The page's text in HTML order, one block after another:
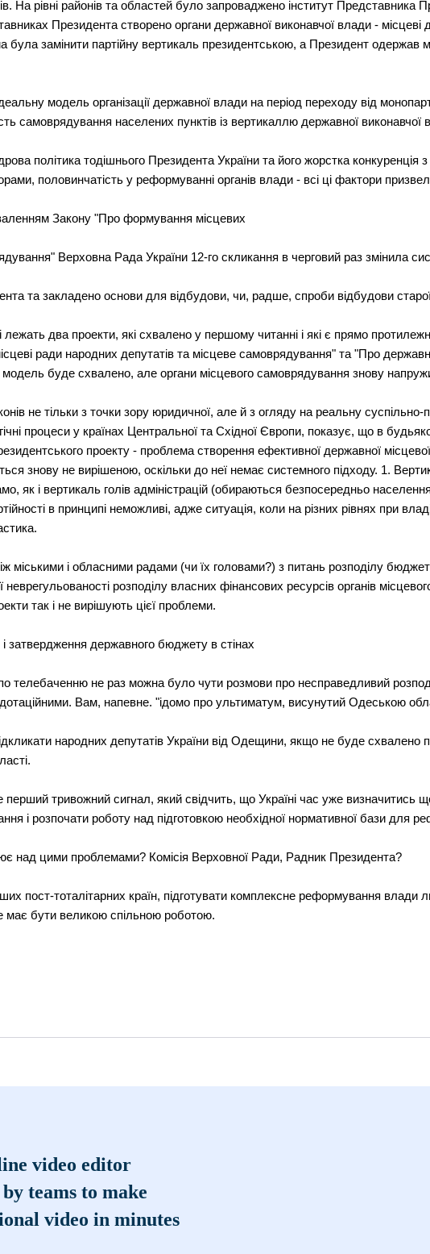
На рiвнi районiв та областей було запроваджено iнститут Представника
Президента створено органи державної виконавчої влади - мiсцевi
була замiнити партiйну вертикаль президентською, а Президент одержав
модель органiзацiї державної влади на перiод переходу вiд
самоврядування населених пунктiв iз вертикаллю державної виконавчої
полiтика тодiшнього Президента України та його жорстка конкуренцiя
половинчатiсть у реформуваннi органiв влади - всi цi фактори
Закону "Про формування мiсцевих
Верховна Рада України 12-го скликання в черговий раз змiнила
та закладено основи для вiдбудови, чи, радше, спроби вiдбудови
два проекти, якi схвалено у першому читаннi i якi є прямо
ради народних депутатiв та мiсцеве самоврядування" та "Про
буде схвалено, але органи мiсцевого самоврядування знову
не тiльки з точки зору юридичної, але й з огляду на реальну
процеси у країнах Центральної та Схiдної Європи, показує, що в
проекту - проблема створення ефективної державної
знову не вирiшеною, оскiльки до неї немає системного пiдходу. 1.
як i вертикаль голiв адмiнiстрацiй (обираються безпосередньо
в принципi неможливi, адже ситуацiя, коли на рiзних рiвнях при
мiськими i обласними радами (чи їх головами?) з питань розподiлу
неврегульованостi розподiлу власних фiнансових ресурсiв органiв
так i не вирiшують цiєї проблеми.
затвердження державного бюджету в стiнах
телебаченню не раз можна було чути розмови про несправедливий
Вам, напевне. "iдомо про ультиматум, висунутий Одеською
народних депутатiв України вiд Одещини, якщо не буде схвалено
тривожний сигнал, який свiдчить, що Українi час уже визначитись
i розпочати роботу над пiдготовкою необхiдної нормативної бази для
над цими проблемами? Комiсiя Верховної Ради, Радник Президента?
пост-тоталiтарних країн, пiдготувати комплексне реформування
має бути великою спiльною роботою.
video editor
teams to make
video in minutes